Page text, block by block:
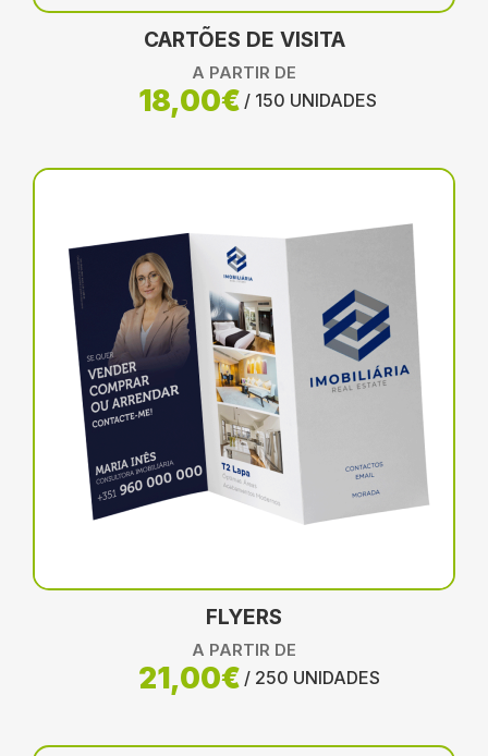
CARTÕES DE VISITA
A PARTIR DE
18,00€ / 150 UNIDADES
FLYERS
A PARTIR DE
21,00€ / 250 UNIDADES